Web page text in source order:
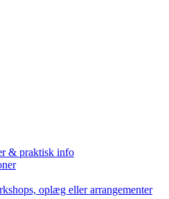
& praktisk info
oplæg eller arrangementer